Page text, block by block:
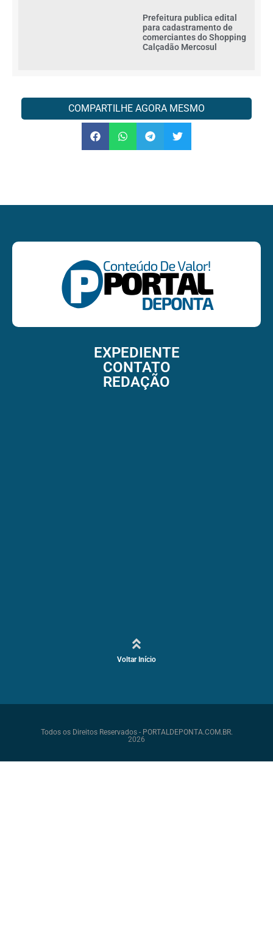
Prefeitura publica edital
para cadastramento de
comerciantes do Shopping
Calçadão Mercosul
COMPARTILHE AGORA MESMO
EXPEDIENTE
CONTATO
REDAÇÃO
Voltar Início
Todos os Direitos Reservados - PORTALDEPONTA.COM.BR.
2026